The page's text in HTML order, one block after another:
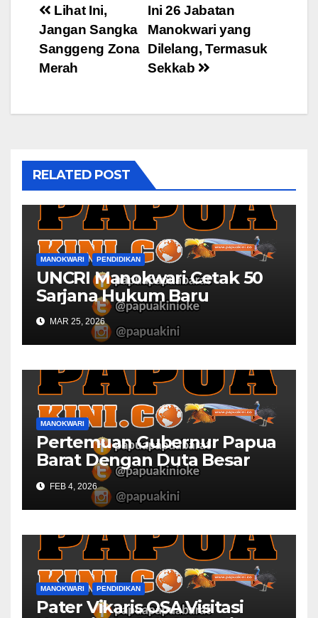
Post
navigation
Ini 26 Jabatan
Manokwari yang
Dilelang, Termasuk
Sekkab
Lihat Ini,
Jangan Sangka
Sanggeng Zona
Merah
RELATED POST
MANOKWARI PENDIDIKAN
UNCRI Manokwari Cetak 50
Sarjana Hukum Baru
MAR 25, 2026
MANOKWARI
Pertemuan Gubernur Papua
Barat Dengan Duta Besar
Inggris Berbuah Manis
FEB 4, 2026
MANOKWARI PENDIDIKAN
Pater Vikaris OSA Visitasi